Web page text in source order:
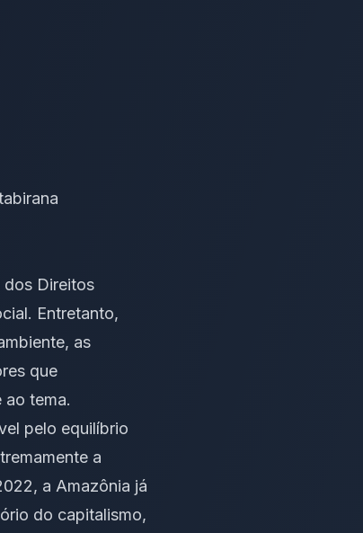
dos Direitos
Entretanto,
as
que
ao tema.
pelo equilíbrio
a
a Amazônia já
do capitalismo,